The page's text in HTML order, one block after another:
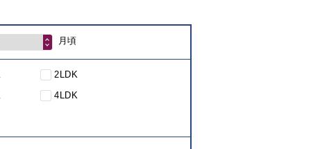
月頃
2LDK
4LDK